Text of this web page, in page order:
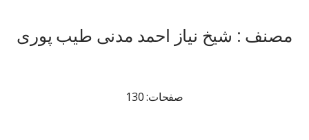
مصنف : شیخ نیاز احمد مدنی طیب پوری
صفحات: 130